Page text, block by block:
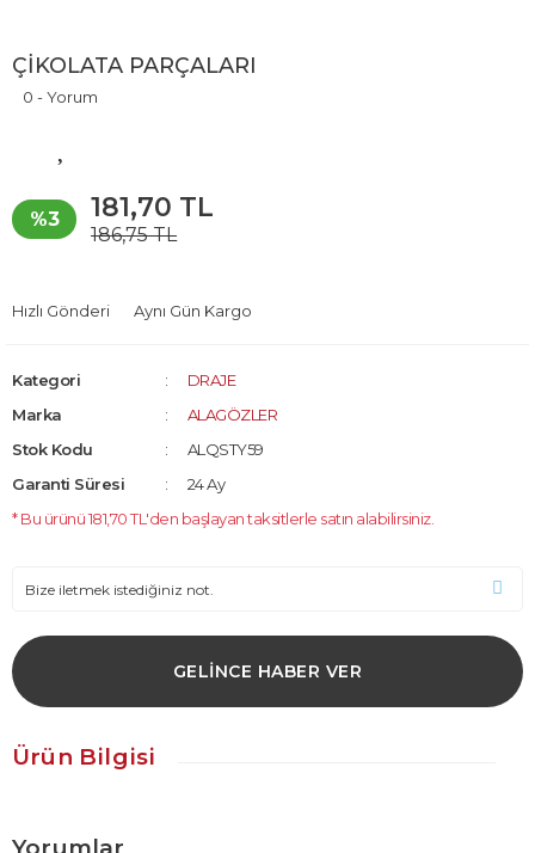
ÇİKOLATA PARÇALARI
0 - Yorum
%3 181,70 TL
186,75 TL
Hızlı Gönderi Aynı Gün Kargo
Kategori
DRAJE
Marka
ALAGÖZLER
Stok Kodu
ALQSTY59
Garanti Süresi
24 Ay
* Bu ürünü 181,70 TL'den başlayan taksitlerle satın alabilirsiniz.
GELİNCE HABER VER
Ürün Bilgisi